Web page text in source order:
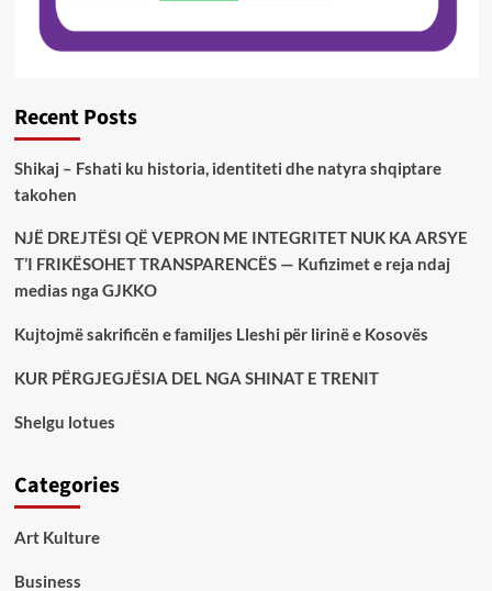
Recent Posts
Shikaj – Fshati ku historia, identiteti dhe natyra shqiptare
takohen
NJË DREJTËSI QË VEPRON ME INTEGRITET NUK KA ARSYE
T’I FRIKËSOHET TRANSPARENCËS — Kufizimet e reja ndaj
medias nga GJKKO
Kujtojmë sakrificën e familjes Lleshi për lirinë e Kosovës
KUR PËRGJEGJËSIA DEL NGA SHINAT E TRENIT
Shelgu lotues
Categories
Art Kulture
Business